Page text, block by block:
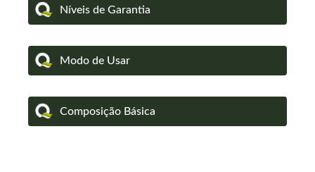
Níveis de Garantia
Modo de Usar
Composição Básica